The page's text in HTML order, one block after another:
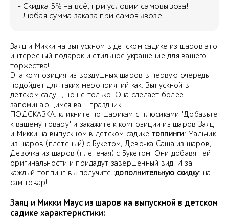
- Скидка 5% на всё, при условии самовывоза!
- Любая сумма заказа при самовывозе!
Заяц и Микки на выпускном в детском садике из шаров это
интересный подарок и стильное украшение для вашего
торжества!
Эта композиция из воздушных шаров в первую очередь
подойдет для таких мероприятий как: Выпускной в
детском саду .., но не только. Она сделает более
запоминающимся ваш праздник!
ПОДСКАЗКА: кликните по шарикам с плюсиками "Добавьте
к вашему товару" и закажите к композиции из шаров Заяц
и Микки на выпускном в детском садике топпинги: Мальчик
из шаров (плетеный) с Букетом, Девочка Саша из шаров,
Девочка из шаров (плетеная) с Букетом. Они добавят ей
оригинальности и придадут завершенный вид! И за
каждый топпинг вы получите :дополнительную скидку: на
сам товар!
Заяц и Микки Маус из шаров на выпускной в детском
садике характеристики: